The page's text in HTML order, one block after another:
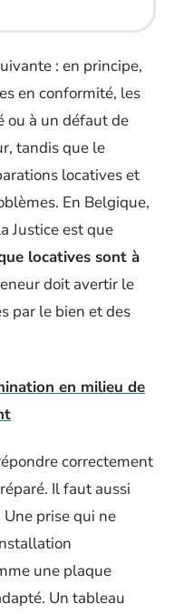
: en principe,
en conformité, les
ou à un défaut de
tandis que le
locatives et
En Belgique,
Justice est que
locatives sont à
doit avertir le
par le bien et des
en milieu de
correctement
Il faut aussi
prise qui ne
une plaque
Un tableau